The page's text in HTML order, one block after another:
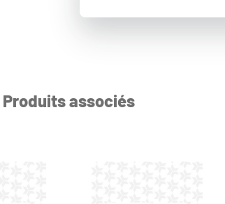
Produits associés